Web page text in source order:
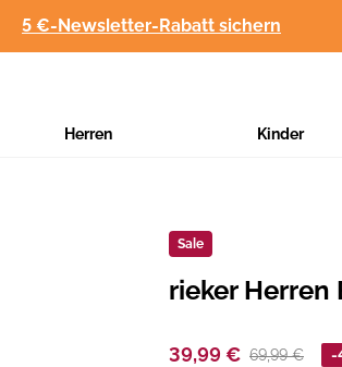
5 €-Newsletter-Rabatt sichern
Herren Kinder
Sale
Hersteller:
rieker Herren
39,99 € 69,99 €
-